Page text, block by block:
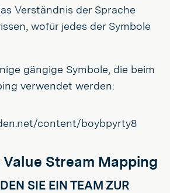
Verständnis der Sprache
wofür jedes der Symbole
gängige Symbole, die beim
verwendet werden:
Stream Mapping
SIE EIN TEAM ZUR